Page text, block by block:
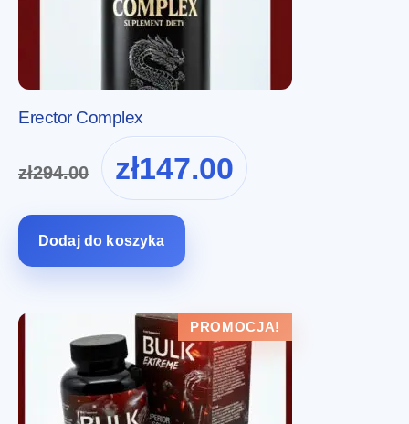
Erector Complex
zł294.00
Pierwotna
cena
wynosiła:
zł147.00
cena
Dodaj do koszyka
PROMOCJA!